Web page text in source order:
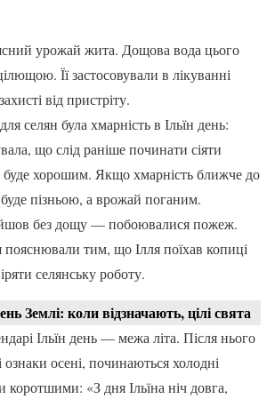
урожай жита. Дощова вода цього
Її застосовували в лікуванні
від пристріту.
селян була хмарність в Ільїн день:
що слід раніше починати сіяти
буде хорошим. Якщо хмарність ближче до
пізньою, а врожай поганим.
без дощу — побоювалися пожеж.
пояснювали тим, що Ілля поїхав копиці
селянську роботу.
Землі: коли відзначають, цілі свята
Ільїн день — межа літа. Після нього
ознаки осені, починаються холодні
коротшими: «З дня Ільїна ніч довга,